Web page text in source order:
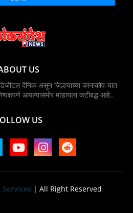
US
दैनिक असून जिल्हयाच्या कानाकोप-यात
आपल्यासमोर मांडायला कटीबद्ध आहे..
US
Services | All Right Reserved